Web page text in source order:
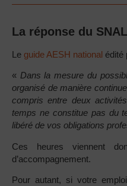
La réponse du
Le guide AESH national édité
« Dans la mesure du
organisé de manière
compris entre deux
temps ne constitue pas du
libéré de vos obligations
Ces heures viennent
d’accompagnement.
Pour autant, si votre